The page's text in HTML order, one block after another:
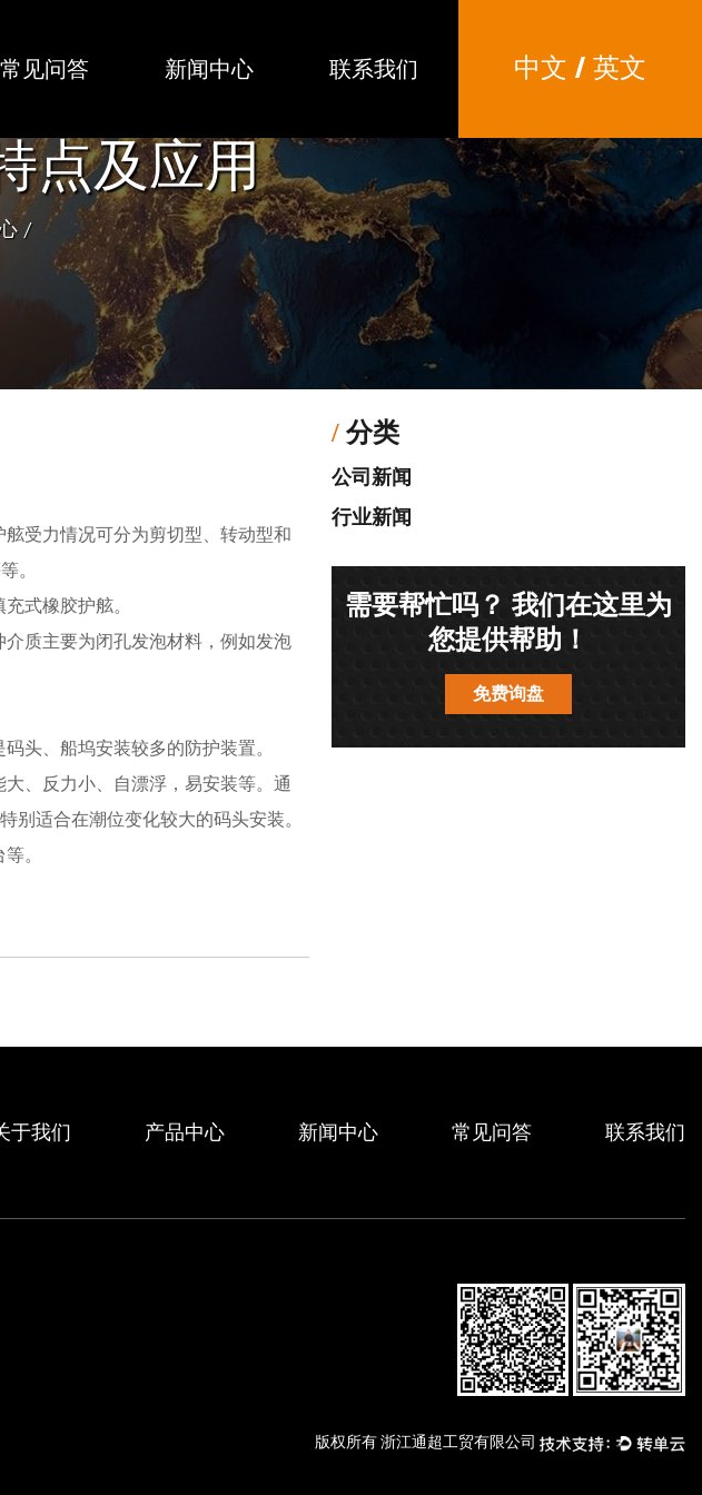
常见问答 新闻中心 联系我们 中文 / 英文
点及应用
/
受力情况可分为剪切型、转动型和
。
式橡胶护舷。
质主要为闭孔发泡材料，例如发泡
头、船坞安装较多的防护装置。
、反力小、自漂浮，易安装等。通
别适合在潮位变化较大的码头安装。
。
/分类
公司新闻
行业新闻
需要帮忙吗？ 我们在这里为
您提供帮助！
免费询盘
于我们 产品中心 新闻中心 常见问答 联系我们
版权所有 浙江通超工贸有限公司